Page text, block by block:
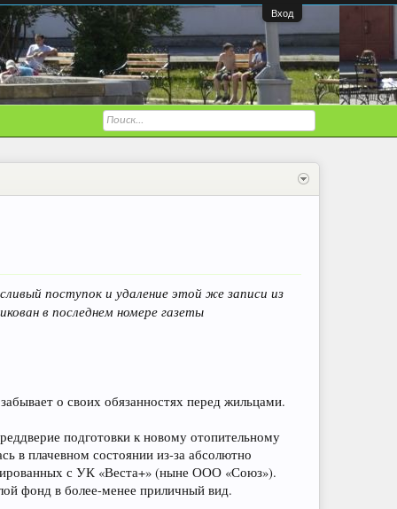
Вход
поступок и удаление этой же записи из
в последнем номере газеты
о своих обязанностях перед жильцами.
подготовки к новому отопительному
в плачевном состоянии из-за абсолютно
с УК «Веста+» (ныне ООО «Союз»).
фонд в более-менее приличный вид.